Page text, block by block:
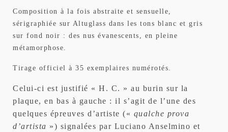
Composition à la fois abstraite et sensuelle,
sérigraphiée sur Altuglass dans les tons blanc et gris
sur fond noir : des nus évanescents, en pleine
métamorphose.
Tirage officiel à 35 exemplaires numérotés.
Celui-ci est justifié « H. C. » au burin sur la
plaque, en bas à gauche : il s’agit de l’une des
quelques épreuves d’artiste (« qualche prova
d’artista ») signalées par Luciano Anselmino et